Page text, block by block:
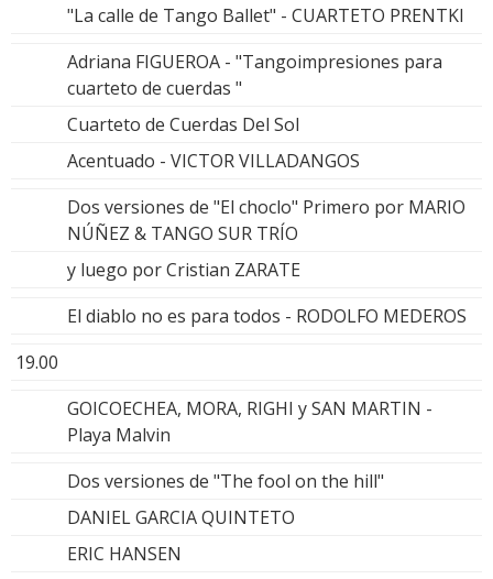
"La calle de Tango Ballet" - CUARTETO PRENTKI
Adriana FIGUEROA - "Tangoimpresiones para
cuarteto de cuerdas "
Cuarteto de Cuerdas Del Sol
Acentuado - VICTOR VILLADANGOS
Dos versiones de "El choclo" Primero por MARIO
NÚÑEZ & TANGO SUR TRÍO
y luego por Cristian ZARATE
El diablo no es para todos - RODOLFO MEDEROS
19.00
GOICOECHEA, MORA, RIGHI y SAN MARTIN -
Playa Malvin
Dos versiones de "The fool on the hill"
DANIEL GARCIA QUINTETO
ERIC HANSEN